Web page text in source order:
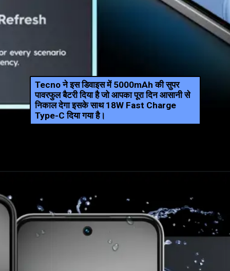
Tecno ने इस डिवाइस में 5000mAh की सुपर
पावरफुल बैटरी दिया है जो आपका पूरा दिन आसानी से
निकाल देगा इसके साथ 18W Fast Charge
Type-C दिया गया है।